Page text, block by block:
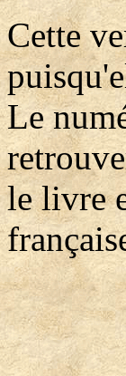
Cette
Le
le livre